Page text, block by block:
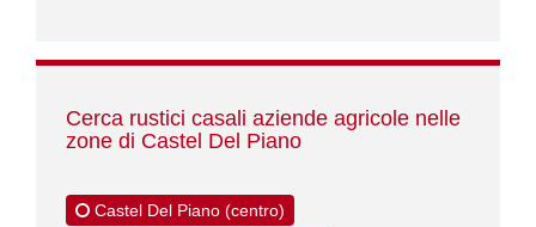
Cerca rustici casali aziende agricole nelle
zone di Castel Del Piano
Castel Del Piano (centro)